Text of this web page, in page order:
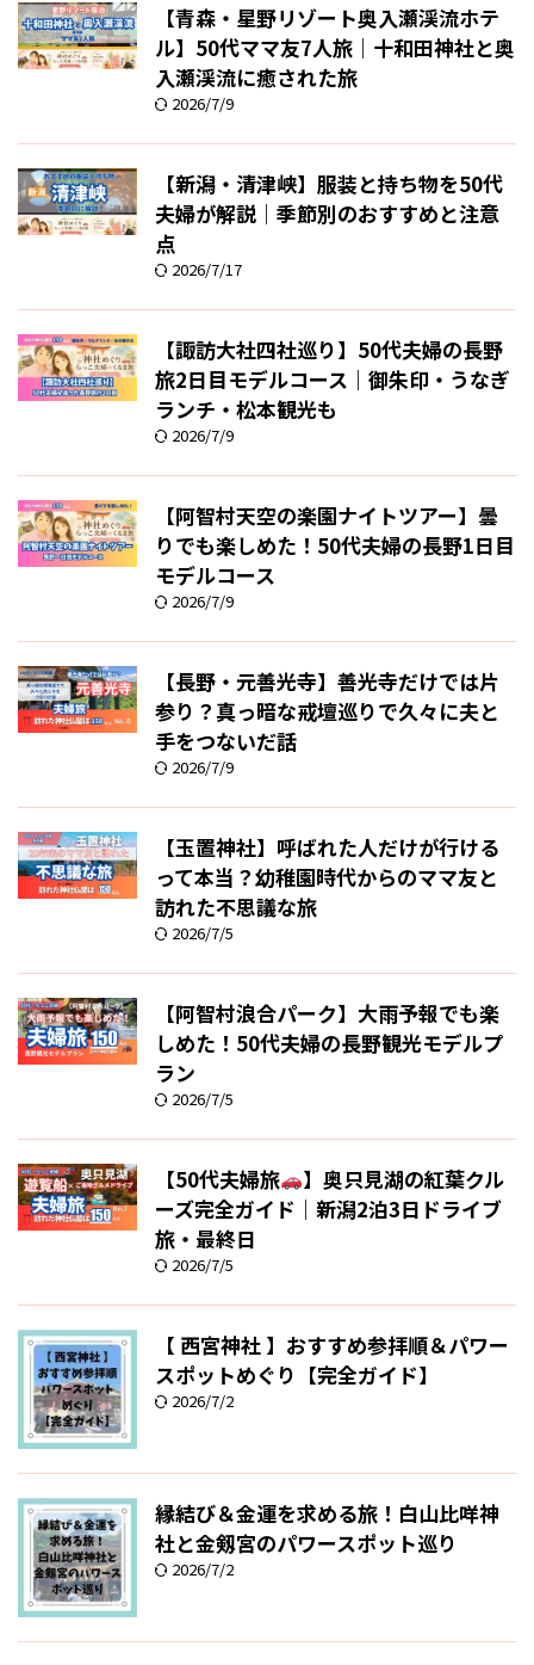
【青森・星野リゾート奥入瀬渓流ホテ
ル】50代ママ友7人旅｜十和田神社と奥
入瀬渓流に癒された旅
2026/7/9
【新潟・清津峡】服装と持ち物を50代
夫婦が解説｜季節別のおすすめと注意
点
2026/7/17
【諏訪大社四社巡り】50代夫婦の長野
旅2日目モデルコース｜御朱印・うなぎ
ランチ・松本観光も
2026/7/9
【阿智村天空の楽園ナイトツアー】曇
りでも楽しめた！50代夫婦の長野1日目
モデルコース
2026/7/9
【長野・元善光寺】善光寺だけでは片
参り？真っ暗な戒壇巡りで久々に夫と
手をつないだ話
2026/7/9
【玉置神社】呼ばれた人だけが行ける
って本当？幼稚園時代からのママ友と
訪れた不思議な旅
2026/7/5
【阿智村浪合パーク】大雨予報でも楽
しめた！50代夫婦の長野観光モデルプ
ラン
2026/7/5
【50代夫婦旅
】奥只見湖の紅葉クル
ーズ完全ガイド｜新潟2泊3日ドライブ
旅・最終日
2026/7/5
【 西宮神社 】おすすめ参拝順＆パワー
スポットめぐり【完全ガイド】
2026/7/2
縁結び＆金運を求める旅！白山比咩神
社と金剱宮のパワースポット巡り
2026/7/2